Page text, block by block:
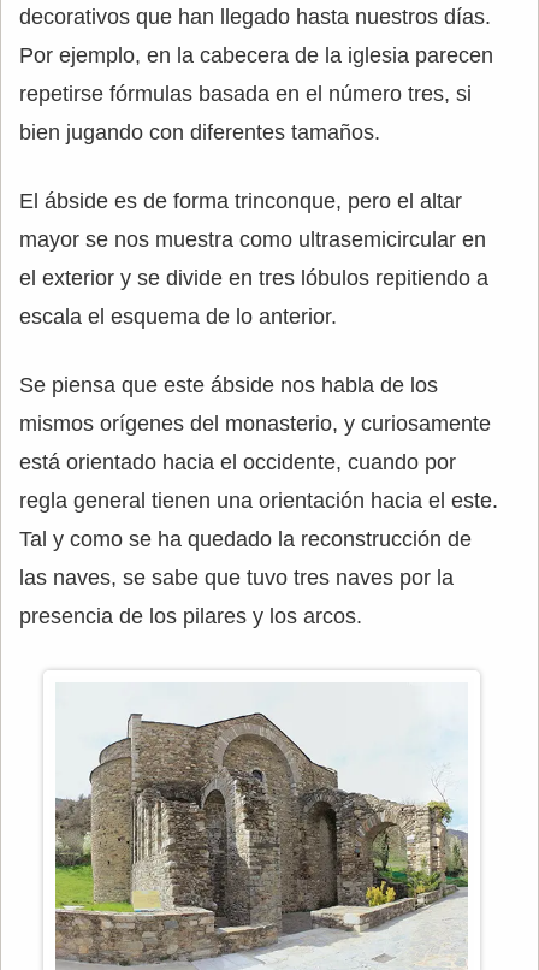
decorativos que han llegado hasta nuestros días.
Por ejemplo, en la cabecera de la iglesia parecen
repetirse fórmulas basada en el número tres, si
bien jugando con diferentes tamaños.
El ábside es de forma trinconque, pero el altar
mayor se nos muestra como ultrasemicircular en
el exterior y se divide en tres lóbulos repitiendo a
escala el esquema de lo anterior.
Se piensa que este ábside nos habla de los
mismos orígenes del monasterio, y curiosamente
está orientado hacia el occidente, cuando por
regla general tienen una orientación hacia el este.
Tal y como se ha quedado la reconstrucción de
las naves, se sabe que tuvo tres naves por la
presencia de los pilares y los arcos.